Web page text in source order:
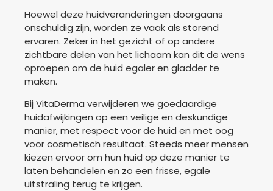
Hoewel deze huidveranderingen doorgaans
onschuldig zijn, worden ze vaak als storend
ervaren. Zeker in het gezicht of op andere
zichtbare delen van het lichaam kan dit de wens
oproepen om de huid egaler en gladder te
maken.
Bij VitaDerma verwijderen we goedaardige
huidafwijkingen op een veilige en deskundige
manier, met respect voor de huid en met oog
voor cosmetisch resultaat. Steeds meer mensen
kiezen ervoor om hun huid op deze manier te
laten behandelen en zo een frisse, egale
uitstraling terug te krijgen.